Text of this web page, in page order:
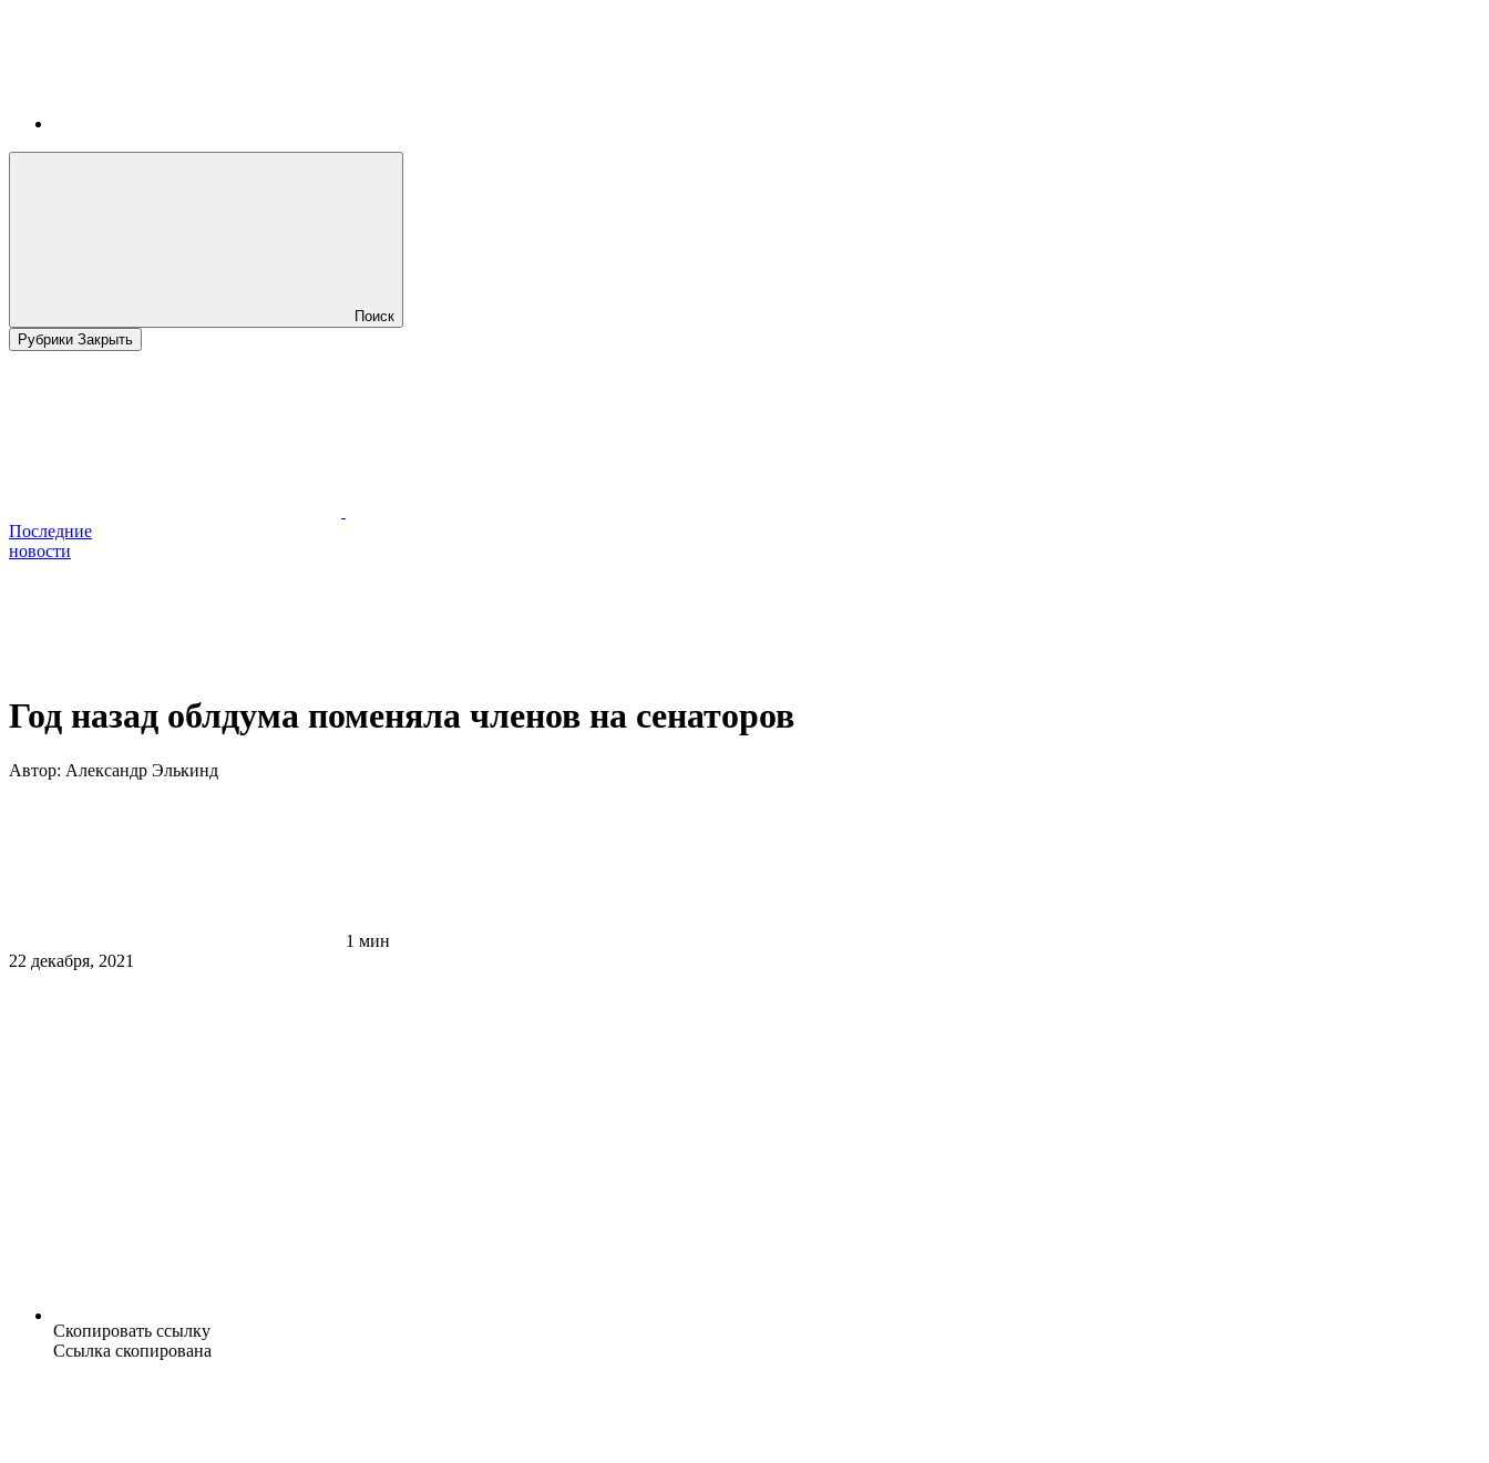
Поиск
Рубрики Закрыть
Последние
новости
Год назад облдума поменяла членов на сенаторов
Автор: Александр Элькинд
1 мин
22 декабря, 2021
Скопировать ссылку
Ссылка скопирована